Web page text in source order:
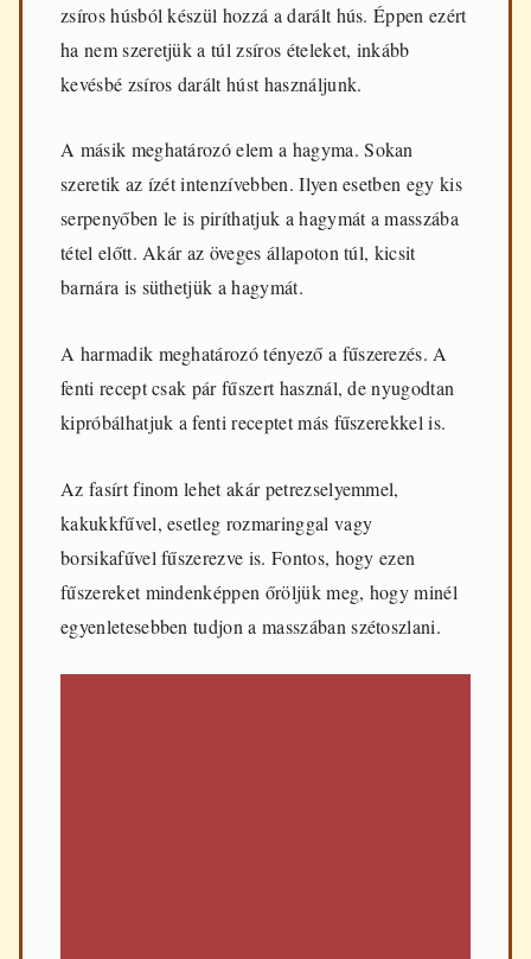
zsíros húsból készül hozzá a darált hús. Éppen ezért
ha nem szeretjük a túl zsíros ételeket, inkább
kevésbé zsíros darált húst használjunk.
A másik meghatározó elem a hagyma. Sokan
szeretik az ízét intenzívebben. Ilyen esetben egy kis
serpenyőben le is piríthatjuk a hagymát a masszába
tétel előtt. Akár az öveges állapoton túl, kicsit
barnára is süthetjük a hagymát.
A harmadik meghatározó tényező a fűszerezés. A
fenti recept csak pár fűszert használ, de nyugodtan
kipróbálhatjuk a fenti receptet más fűszerekkel is.
Az fasírt finom lehet akár petrezselyemmel,
kakukkfűvel, esetleg rozmaringgal vagy
borsikafűvel fűszerezve is. Fontos, hogy ezen
fűszereket mindenképpen őröljük meg, hogy minél
egyenletesebben tudjon a masszában szétoszlani.